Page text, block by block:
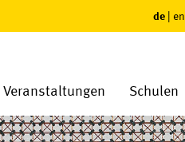
de | en
Veranstaltungen Schulen